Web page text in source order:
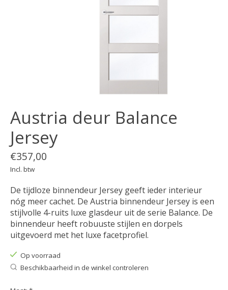
Austria deur Balance
Jersey
€357,00
Incl. btw
De tijdloze binnendeur Jersey geeft ieder interieur
nóg meer cachet. De Austria binnendeur Jersey is een
stijlvolle 4-ruits luxe glasdeur uit de serie Balance. De
binnendeur heeft robuuste stijlen en dorpels
uitgevoerd met het luxe facetprofiel.
Op voorraad
Beschikbaarheid in de winkel controleren